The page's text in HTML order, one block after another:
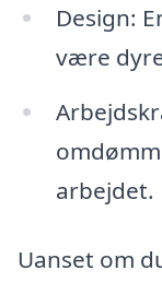
Design:
være
arbejdet.
Uanset om